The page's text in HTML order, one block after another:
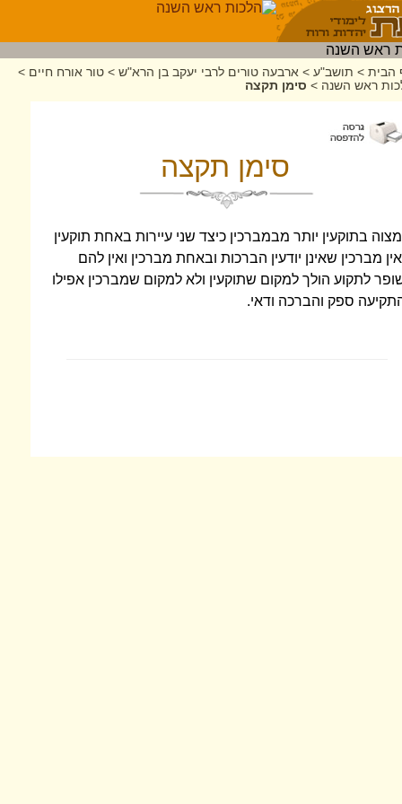
הבית > תושב"ע > ארבעה טורים לרבי יעקב בן הרא"ש > טור אורח חיים >
ראש השנה > סימן תקצה
סימן תקצה
מצוה בתוקעין יותר מבמברכין כיצד שני עיירות באחת תוקעין
מברכין שאינן יודעין הברכות ובאחת מברכין ואין להם
לתקוע הולך למקום שתוקעין ולא למקום שמברכין אפילו
ספק והברכה ודאי.